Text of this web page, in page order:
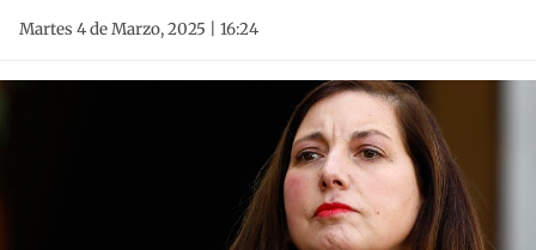
Martes 4 de Marzo, 2025 | 16:24